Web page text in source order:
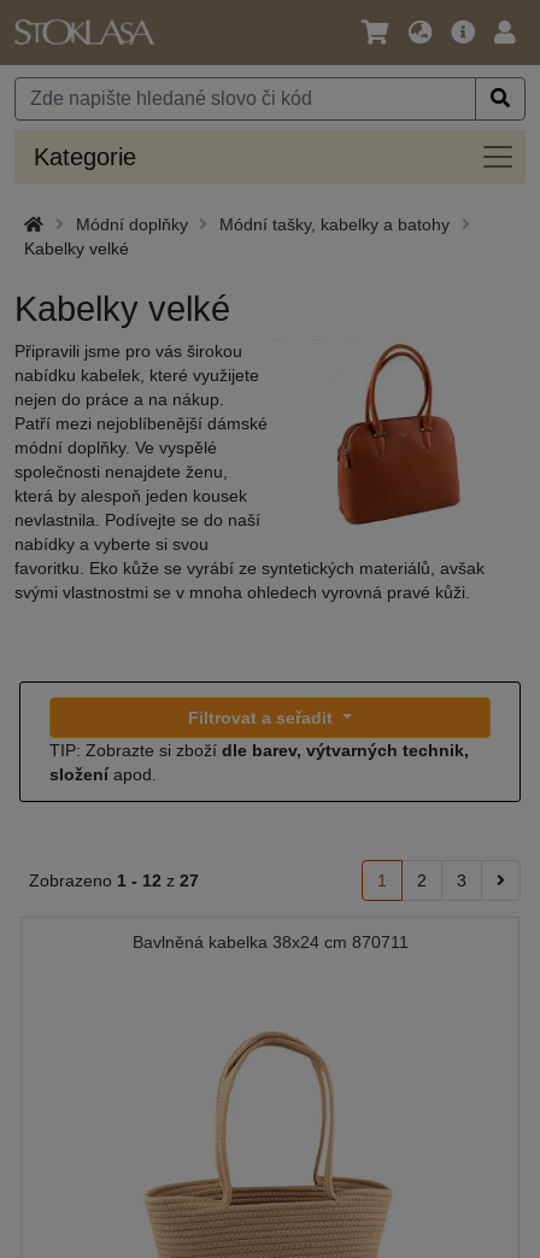
Jazyk
Měna
Hlavní
Kategorie
Módní doplňky
Módní tašky, kabelky a batohy
Kabelky velké
Kabelky velké
Připravili jsme pro vás širokou
nabídku kabelek, které využijete
nejen do práce a na nákup.
Patří mezi nejoblíbenější dámské
módní doplňky. Ve vyspělé
společnosti nenajdete ženu,
která by alespoň jeden kousek
nevlastnila. Podívejte se do naší
nabídky a vyberte si svou
favoritku. Eko kůže se vyrábí ze syntetických materiálů, avšak
svými vlastnostmi se v mnoha ohledech vyrovná pravé kůži.
Filtrovat a seřadit
TIP: Zobrazte si zboží dle barev, výtvarných technik,
složení apod.
Zobrazeno 1 - 12 z 27 1 2 3
Bavlněná kabelka 38x24 cm 870711